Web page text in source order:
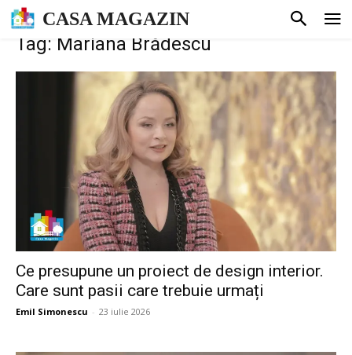
CASA MAGAZIN
Tag: Mariana Brădescu
Ce presupune un proiect de design interior.
Care sunt pasii care trebuie urmați
Emil Simonescu - 23 iulie 2026